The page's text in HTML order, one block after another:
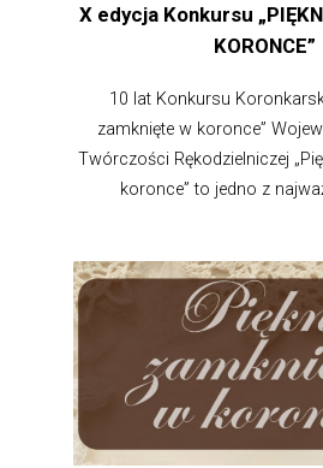
X edycja Konkursu
KORONCE”
10 lat Konkursu
zamknięte w koronce”
Twórczości Rękodzielniczej
koronce” to jedno z